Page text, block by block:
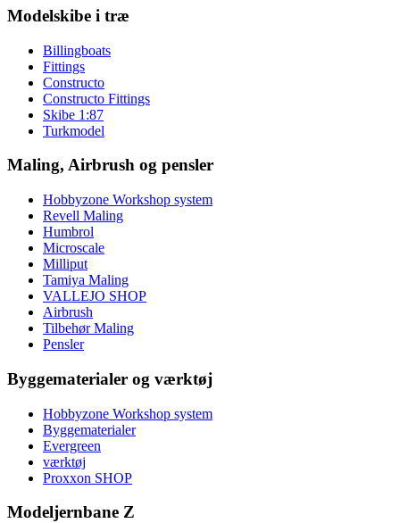
Modelskibe i træ
Billingboats
Fittings
Constructo
Constructo Fittings
Skibe 1:87
Turkmodel
Maling, Airbrush og pensler
Hobbyzone Workshop system
Revell Maling
Humbrol
Microscale
Milliput
Tamiya Maling
VALLEJO SHOP
Airbrush
Tilbehør Maling
Pensler
Byggematerialer og værktøj
Hobbyzone Workshop system
Byggematerialer
Evergreen
værktøj
Proxxon SHOP
Modeljernbane Z